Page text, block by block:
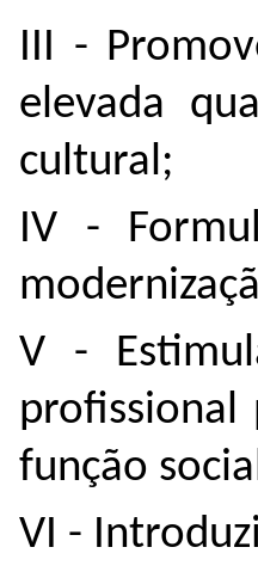
III -
elevada
cultural;
IV -
V -
profissional
função
VI -